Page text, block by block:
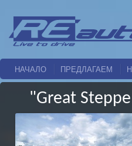
НАЧАЛО ПРЕДЛАГАЕМ
"Great